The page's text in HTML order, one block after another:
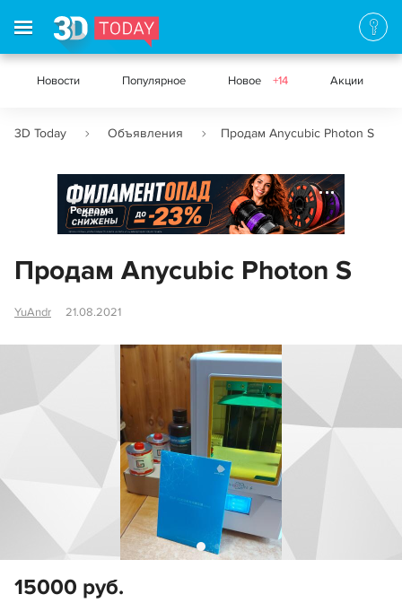
Новости Популярное Новое +14 Акции
3D Today Объявления Продам Anycubic Photon S
Реклама
Продам Anycubic Photon S
YuAndr 21.08.2021
15000 руб.